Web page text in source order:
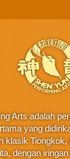
Arts adalah
yang
klasik
dengan